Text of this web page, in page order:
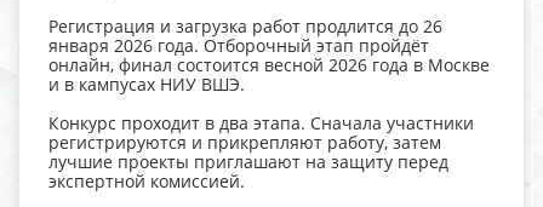
Регистрация и загрузка работ продлится до 26
января 2026 года. Отборочный этап пройдёт
онлайн, финал состоится весной 2026 года в Москве
и в кампусах НИУ ВШЭ.
Конкурс проходит в два этапа. Сначала участники
регистрируются и прикрепляют работу, затем
лучшие проекты приглашают на защиту перед
экспертной комиссией.